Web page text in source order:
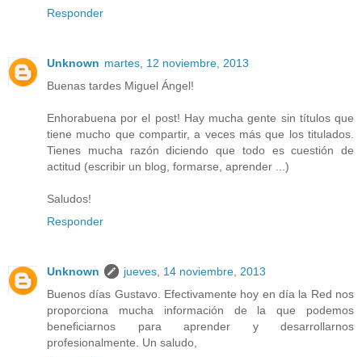
Responder
Unknown martes, 12 noviembre, 2013
Buenas tardes Miguel Ángel!
Enhorabuena por el post! Hay mucha gente sin títulos que
tiene mucho que compartir, a veces más que los titulados.
Tienes mucha razón diciendo que todo es cuestión de
actitud (escribir un blog, formarse, aprender ...)
Saludos!
Responder
Unknown
jueves, 14 noviembre, 2013
Buenos días Gustavo. Efectivamente hoy en día la Red nos
proporciona mucha información de la que podemos
beneficiarnos para aprender y desarrollarnos
profesionalmente. Un saludo,